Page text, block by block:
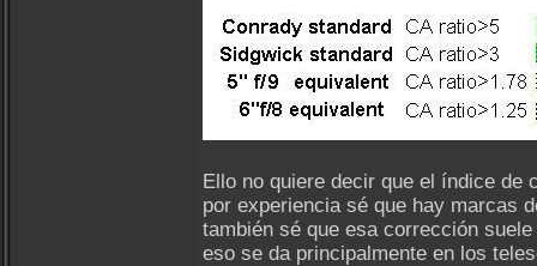
Ello no quiere decir que el índice de
por experiencia sé que hay marcas
también sé que esa corrección
eso se da principalmente en los